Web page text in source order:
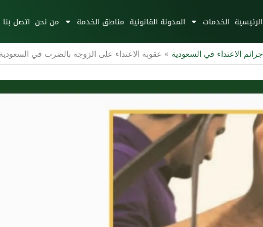
الرئيسية الخدمات المدونة القانونية مناطق الخدمة من نحن اتصل بنا
جرائم الاعتداء في السعودية » عقوبة الاعتداء على الزوجة بالضرب في